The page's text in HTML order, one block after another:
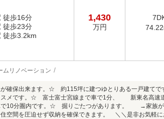
徒歩16分
徒歩23分
徒歩3.2km
1,430
万円
ムリノベーション
確保出来ます。☆ 約115坪に建つゆとりある一戸建て
メです。☆ 富士富士宮線まで車で1分、 新東名高速
で10分圏内です。☆ 掘りごたつがあります。 →家族が
を圧迫せず収納を確保できます。 ＼＼是非お気軽